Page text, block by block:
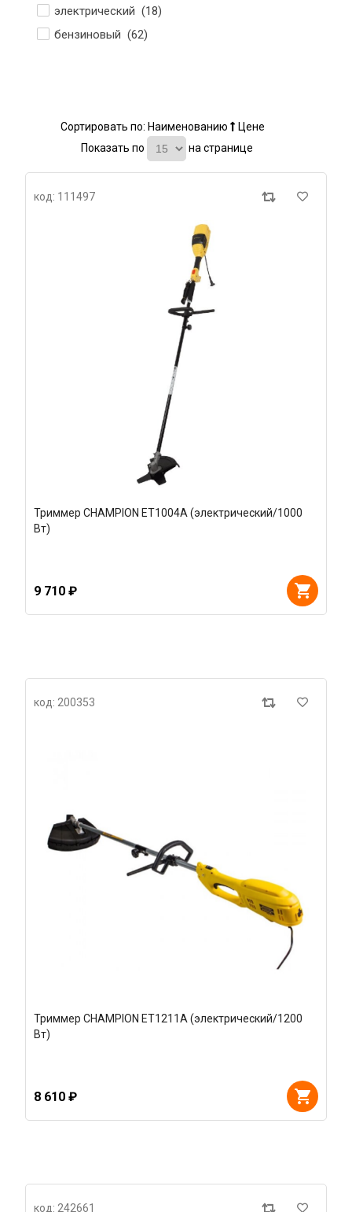
электрический (18)
бензиновый (62)
Сортировать по: Наименованию
Цене
Показать по
на странице
код: 111497
Триммер CHAMPION ET1004A (электрический/1000
Вт)
9 710 ₽
код: 200353
Триммер CHAMPION ET1211А (электрический/1200
Вт)
8 610 ₽
код: 242661